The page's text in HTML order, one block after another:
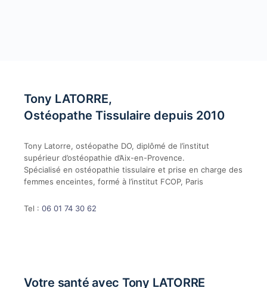
Tony LATORRE,
Ostéopathe Tissulaire depuis 2010
Tony Latorre, ostéopathe DO, diplômé de l’institut
supérieur d’ostéopathie d’Aix-en-Provence.
Spécialisé en ostéopathie tissulaire et prise en charge des
femmes enceintes, formé à l’institut FCOP, Paris
Tel : 06 01 74 30 62
Votre santé avec Tony LATORRE